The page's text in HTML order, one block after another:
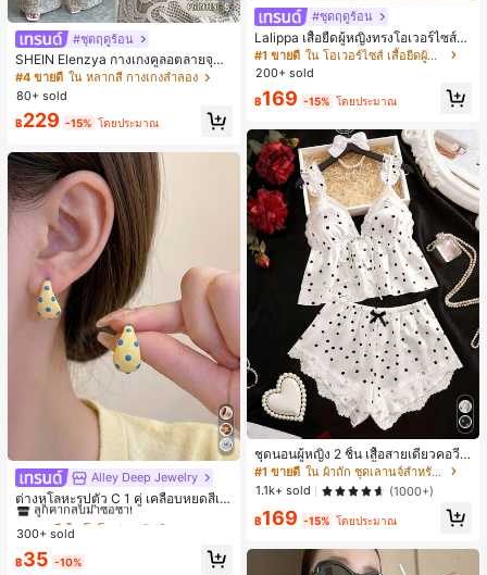
5
#ชุดฤดูร้อน
SHEIN Elenzya กางเกงคูลอตลายจุดเ
อวสูงแบบใหม่สำหรับฤดูใบไม้ผลิ/ฤดูร้อ
น, สไตล์หรูหราเหมาะสำหรับใส่ในชีวิต
ประจำวันและทำงาน, ให้ความรู้สึกวินเ
ทจสำหรับฤดูรับปริญญา, เทศกาลดนตร
ี, การแข่งม้าดาร์บี้, วันประกาศอิสรภาพ
#4 ขายดี ใน หลากสี กางเกงลำลอง
80+ sold
฿229 -15% โดยประมาณ
Alley Deep Jewelry
ต่างหูโลหะรูปตัว C 1 คู่ เคลือบหยดสีเห
ลือง ลายจุดสีน้ำเงิน สไตล์ยุโรปและอเม
ริกัน แฟชั่นส่วนตัว หวานและสง่างาม
ดินทาง งานแต่งงาน ปาร์ตี้ วันเกิด ของ
#1 ขายดี ใน โบโฮ ต่างหูผู้หญิง
ลูกค้ากลับมาซื้อซ้ำ!
เกือบหมดแล้ว!
#1 ขายดี ใน โบโฮ ต่างหูผู้หญิง
ลูกค้ากลับมาซื้อซ้ำ!
เกือบหมดแล้ว!
#1 ขายดี ใน โบโฮ ต่างหูผู้หญิง
ลูกค้ากลับมาซื้อซ้ำ!
เกือบหมดแล้ว!
#1 ขายดี
ใน โบโฮ ต่างหูผู้หญิง
300+ sold
฿35 -10%
#ชุดฤดูร้อน
Lalippa เสื้อยืดผู้หญิงทรงโอเวอร์ไซส์ค
วามยาวกลาง คอกลม ไหล่ตก ลายพิมพ์
ตัวอักษรและลายทางแนวตั้ง สไตล์แฟชั่
นมินิมอล ของขวัญให้เพื่อน
#1 ขายดี
ใน โอเวอร์ไซส์ เสื้อยืดผู้หญิง
200+ sold
฿169 -15% โดยประมาณ
ชุดนอนผู้หญิง 2 ชิ้น เสื้อสายเดี่ยวคอวีลู
กไม้ พร้อมกางเกงขาสั้นแต่งลูกไม้ แต่ง
โบว์ที่เอว ชุดลำลองผู้หญิงนุ่มสบายน่ารั
ก สไตล์เอสเธติก
#1 ขายดี
ใน ผ้าถัก ชุดเลานจ์สำหรับผู้หญิง
1.1k+ sold
(1000+)
฿169 -15% โดยประมาณ